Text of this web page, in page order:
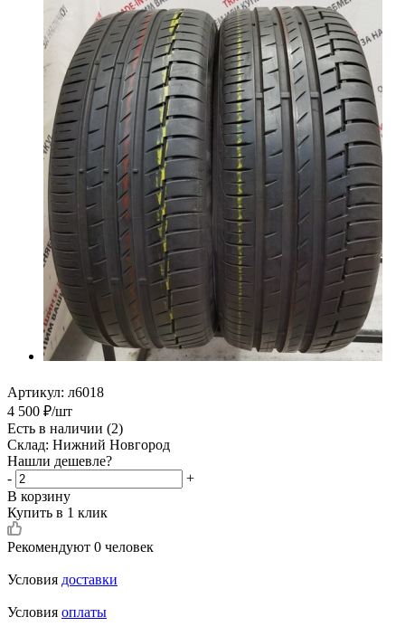
Артикул: л6018
4 500 ₽/шт
Есть в наличии (2)
Склад: Нижний Новгород
Нашли дешевле?
-
+
В корзину
Купить в 1 клик
Рекомендуют 0 человек
Условия доставки
Условия оплаты